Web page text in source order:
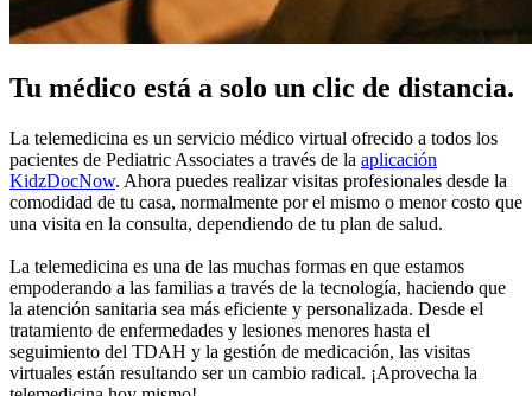
Tu médico está a solo un clic de distancia.
La telemedicina es un servicio médico virtual ofrecido a todos los
pacientes de Pediatric Associates a través de la aplicación
KidzDocNow. Ahora puedes realizar visitas profesionales desde la
comodidad de tu casa, normalmente por el mismo o menor costo que
una visita en la consulta, dependiendo de tu plan de salud.
La telemedicina es una de las muchas formas en que estamos
empoderando a las familias a través de la tecnología, haciendo que
la atención sanitaria sea más eficiente y personalizada. Desde el
tratamiento de enfermedades y lesiones menores hasta el
seguimiento del TDAH y la gestión de medicación, las visitas
virtuales están resultando ser un cambio radical. ¡Aprovecha la